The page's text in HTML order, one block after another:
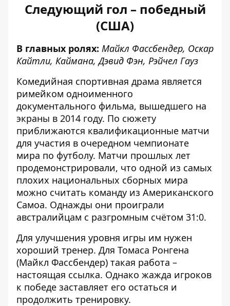
Следующий гол – победный
(США)
В главных ролях: Майкл Фассбендер, Оскар
Кайтли, Каймана, Дэвид Фэн, Рэйчел Гауз
Комедийная спортивная драма является
римейком одноименного
документального фильма, вышедшего на
экраны в 2014 году. По сюжету
приближаются квалификационные матчи
для участия в очередном чемпионате
мира по футболу. Матчи прошлых лет
продемонстрировали, что одной из самых
плохих национальных сборных мира
можно считать команду из Американского
Самоа. Однажды они проиграли
австралийцам с разгромным счётом 31:0.
Для улучшения уровня игры им нужен
хороший тренер. Для Томаса Ронгена
(Майкл Фассбендер) такая работа –
настоящая ссылка. Однако жажда игроков
к победе заставляет его остаться и
продолжить тренировку.